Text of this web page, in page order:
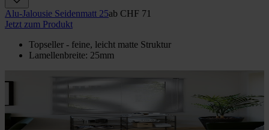
Alu-Jalousie Seidenmatt 25ab CHF 71
Jetzt zum Produkt
Topseller - feine, leicht matte Struktur
Lamellenbreite: 25mm